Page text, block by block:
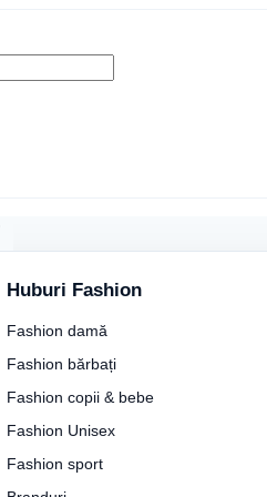
Huburi Fashion
Fashion damă
Fashion bărbați
Fashion copii & bebe
Fashion Unisex
Fashion sport